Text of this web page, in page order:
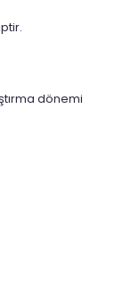
dönemi